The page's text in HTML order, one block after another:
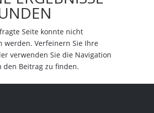
Seite konnte nicht
werden. Verfeinern Sie Ihre
verwenden Sie die Navigation
den Beitrag zu finden.